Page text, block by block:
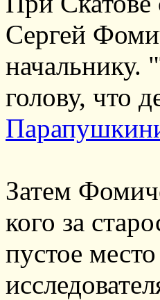
Сергей
начальнику.
голову, что
Затем
кого за
пустое